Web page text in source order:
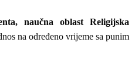
naučna oblast Religijska
na određeno vrijeme sa punim